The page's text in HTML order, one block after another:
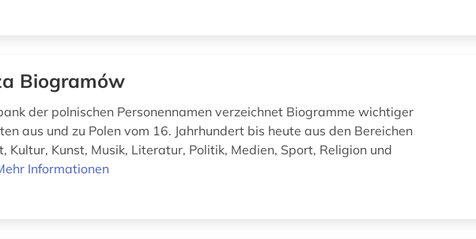
Biogramów
der polnischen Personennamen verzeichnet Biogramme wichtiger
aus und zu Polen vom 16. Jahrhundert bis heute aus den Bereichen
Kultur, Kunst, Musik, Literatur, Politik, Medien, Sport, Religion und
Informationen